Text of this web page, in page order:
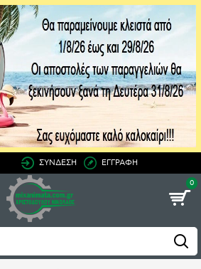
ΣΥΝΔΕΣΗ ΕΓΓΡΑΦΗ
0